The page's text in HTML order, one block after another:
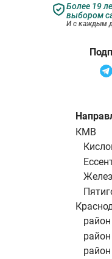
Более 19
выбором
И с каждым
КМВ